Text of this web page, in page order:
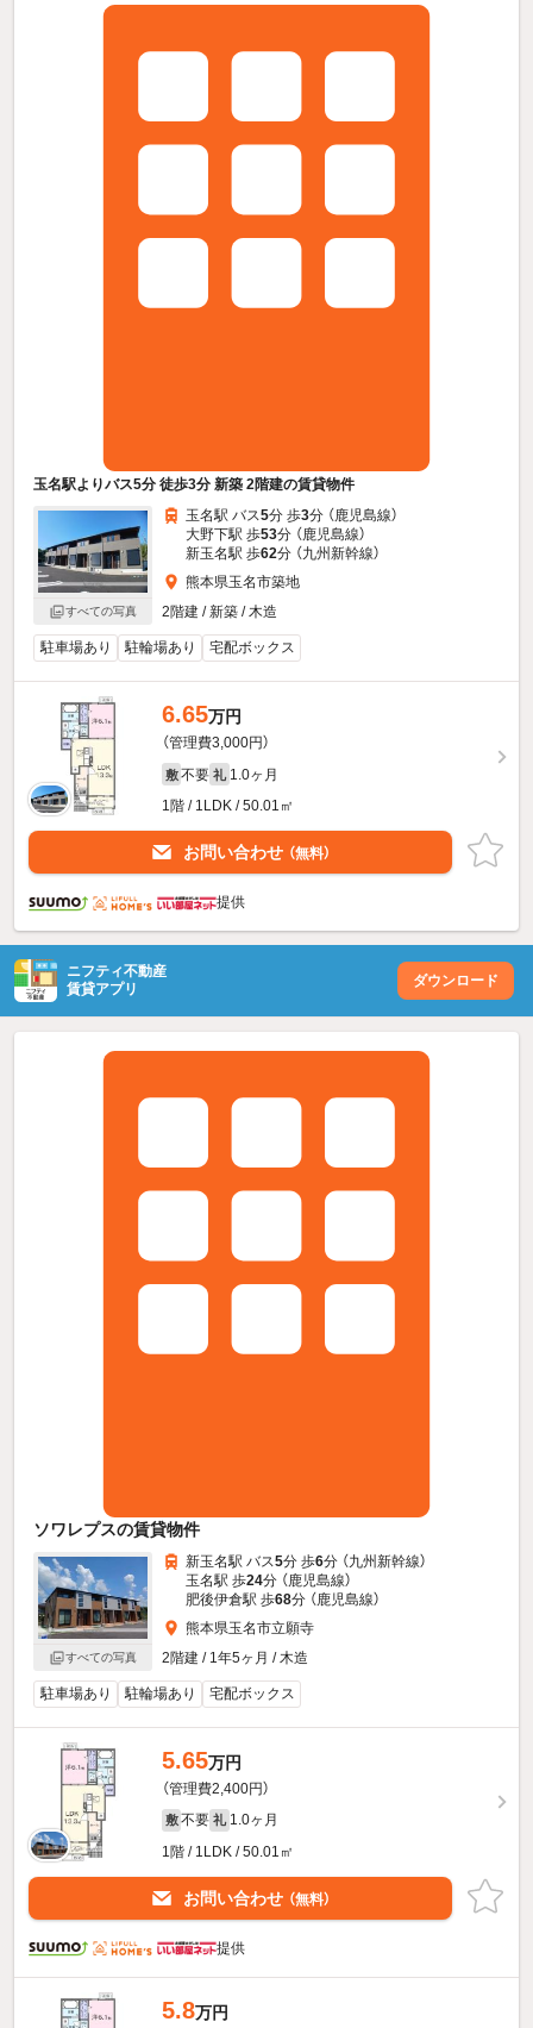
玉名駅よりバス5分 徒歩3分 新築 2階建の賃貸物件
すべての写真
玉名駅 バス5分 歩3分 （鹿児島線）
大野下駅 歩53分 （鹿児島線）
新玉名駅 歩62分 （九州新幹線）
熊本県玉名市築地
2階建 / 新築 / 木造
駐車場あり 駐輪場あり 宅配ボックス
6.65万円
（管理費3,000円）
敷 不要 礼 1.0ヶ月
1階 / 1LDK / 50.01㎡
お問い合わせ （無料）
提供
ニフティ不動産
賃貸アプリ
ダウンロード
ソワレプスの賃貸物件
すべての写真
新玉名駅 バス5分 歩6分 （九州新幹線）
玉名駅 歩24分 （鹿児島線）
肥後伊倉駅 歩68分 （鹿児島線）
熊本県玉名市立願寺
2階建 / 1年5ヶ月 / 木造
駐車場あり 駐輪場あり 宅配ボックス
5.65万円
（管理費2,400円）
敷 不要 礼 1.0ヶ月
1階 / 1LDK / 50.01㎡
お問い合わせ （無料）
提供
5.8万円